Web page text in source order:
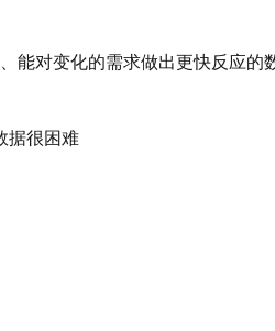
能对变化的需求做出更快反应的
据很困难